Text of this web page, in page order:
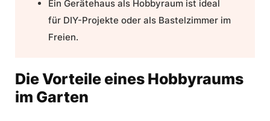
Ein Gerätehaus als Hobbyraum ist ideal
für DIY-Projekte oder als Bastelzimmer im
Freien.
Die Vorteile eines Hobbyraums
im Garten